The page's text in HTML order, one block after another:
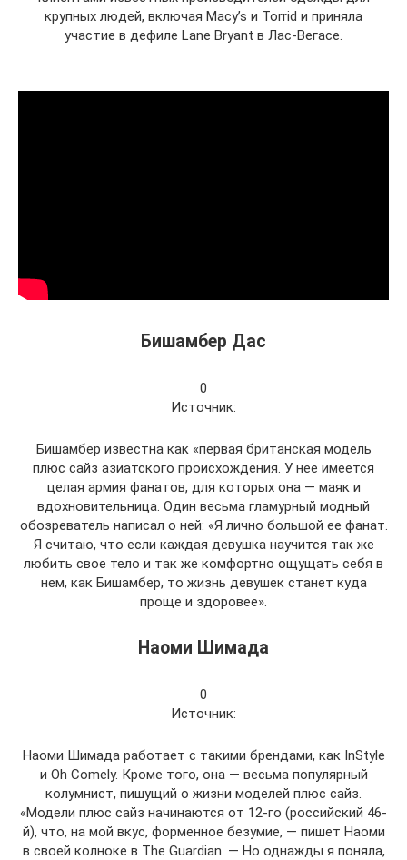
крупных людей, включая Macy’s и Torrid и приняла
участие в дефиле Lane Bryant в Лас-Вегасе.
Бишамбер Дас
0
Источник:
Бишамбер известна как «первая британская модель
плюс сайз азиатского происхождения. У нее имеется
целая армия фанатов, для которых она — маяк и
вдохновительница. Один весьма гламурный модный
обозреватель написал о ней: «Я лично большой ее фанат.
Я считаю, что если каждая девушка научится так же
любить свое тело и так же комфортно ощущать себя в
нем, как Бишамбер, то жизнь девушек станет куда
проще и здоровее».
Наоми Шимада
0
Источник:
Наоми Шимада работает с такими брендами, как InStyle
и Oh Comely. Кроме того, она — весьма популярный
колумнист, пишущий о жизни моделей плюс сайз.
«Модели плюс сайз начинаются от 12-го (российский 46-
й), что, на мой вкус, форменное безумие, — пишет Наоми
в своей колноке в The Guardian. — Но однажды я поняла,